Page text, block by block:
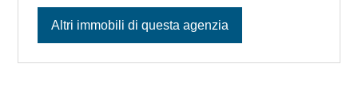
Altri immobili di questa agenzia